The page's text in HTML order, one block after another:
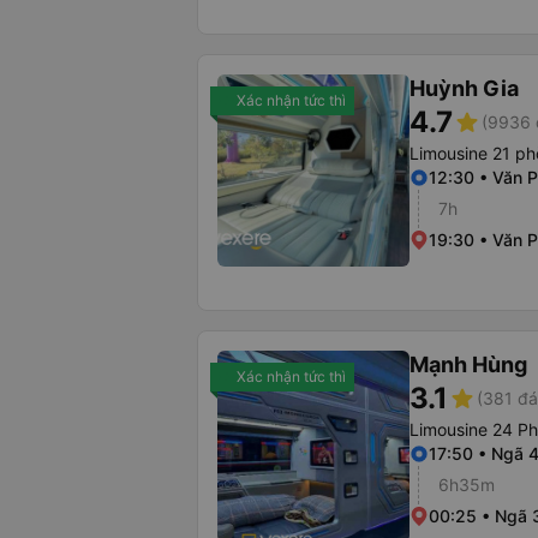
Xác nhận tức thì Huỳnh Gia
4.7star (9936
Limousine 21
12:30 • Văn
7h
19:30 • Văn
Xác nhận tức thì Mạnh Hùng
3.1 star (381
Limousine 24
17:50 • Ngã
6h35m
00:25 • Ngã